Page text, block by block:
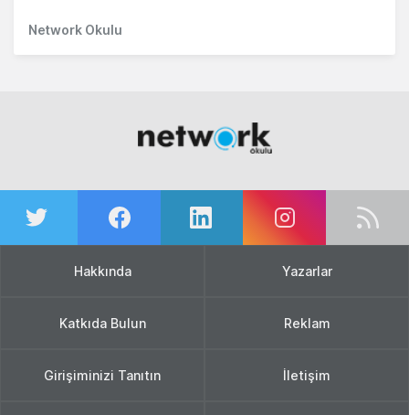
Network Okulu
Hakkında Yazarlar
Katkıda Bulun Reklam
Girişiminizi Tanıtın İletişim